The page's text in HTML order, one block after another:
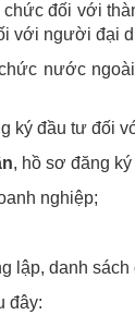
chức đối với
với người đại
nước
ký đầu tư đối
, hồ sơ đăng
nghiệp;
lập, danh
đây: